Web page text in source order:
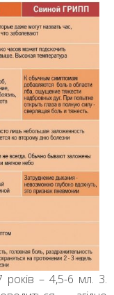
– 4,5-6 мл. 3.